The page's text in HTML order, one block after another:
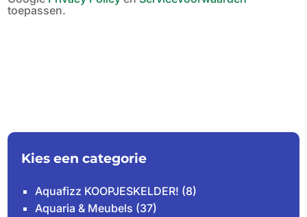
toepassen.
Kies een categorie
Aquafizz KOOPJESKELDER! (8)
Aquaria & Meubels (37)